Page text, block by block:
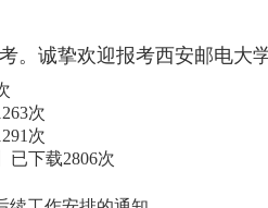
。诚挚欢迎报考西安邮电大
次
次
已下载2806次